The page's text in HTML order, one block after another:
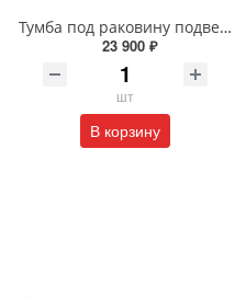
Тумба под раковину подвесная EQUIL Глеам 80.1Я/Gleam 80.1Y амарок/дуб вотан tpGLEAM80.1Y-25
23 900 ₽
шт
В корзину